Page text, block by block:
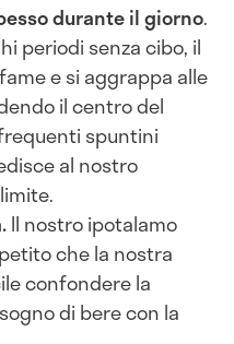
durante il giorno.
periodi senza cibo, il
e si aggrappa alle
il centro del
spuntini
al nostro
Il nostro ipotalamo
che la nostra
confondere la
di bere con la